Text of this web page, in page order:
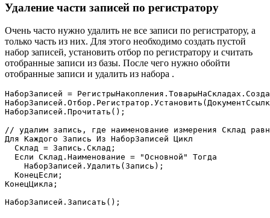
Удаление части записей по регистратору
Очень часто нужно удалить не все записи по регистратору, а
только часть из них. Для этого необходимо создать пустой
набор записей, установить отбор по регистратору и считать
отобранные записи из базы. После чего нужно обойти
отобранные записи и удалить из набора .
НаборЗаписей = РегистрыНакопления . ТоварыНаСкладах .
НаборЗаписей . Отбор . Регистратор . Установить (
НаборЗаписей . Прочитать ( ) ;
// удалим запись, где наименование измерения Склад
Для Каждого Запись Из НаборЗаписей Цикл
  Склад
= Запись . Склад ;
Если Склад . Наименование = "Основной"
Тогда
    НаборЗаписей
. Удалить ( Запись ) ;
КонецЕсли ;
КонецЦикла ;
НаборЗаписей . Записать ( ) ;